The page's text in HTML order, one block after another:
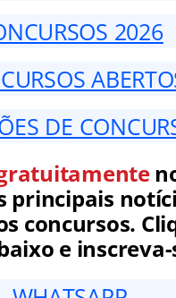
2026
DE
principais
concursos.
e inscreva-